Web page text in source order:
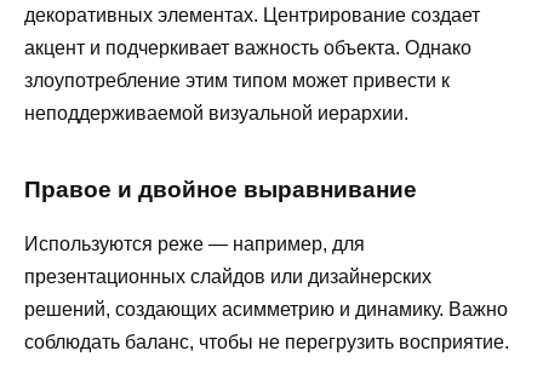
декоративных элементах. Центрирование создает
акцент и подчеркивает важность объекта. Однако
злоупотребление этим типом может привести к
неподдерживаемой визуальной иерархии.
Правое и двойное выравнивание
Используются реже — например, для
презентационных слайдов или дизайнерских
решений, создающих асимметрию и динамику. Важно
соблюдать баланс, чтобы не перегрузить восприятие.